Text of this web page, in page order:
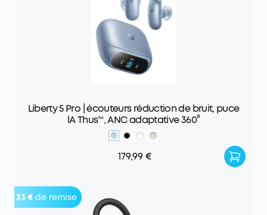
Liberty 5 Pro | écouteurs réduction de bruit, puce
lA Thus™, ANC adaptative 360°
179,99 €
33 € de remise